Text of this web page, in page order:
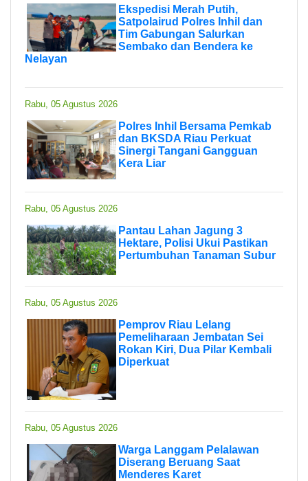
Ekspedisi Merah Putih,
Satpolairud Polres Inhil dan
Tim Gabungan Salurkan
Sembako dan Bendera ke
Nelayan
Rabu, 05 Agustus 2026
Polres Inhil Bersama Pemkab
dan BKSDA Riau Perkuat
Sinergi Tangani Gangguan
Kera Liar
Rabu, 05 Agustus 2026
Pantau Lahan Jagung 3
Hektare, Polisi Ukui Pastikan
Pertumbuhan Tanaman Subur
Rabu, 05 Agustus 2026
Pemprov Riau Lelang
Pemeliharaan Jembatan Sei
Rokan Kiri, Dua Pilar Kembali
Diperkuat
Rabu, 05 Agustus 2026
Warga Langgam Pelalawan
Diserang Beruang Saat
Menderes Karet